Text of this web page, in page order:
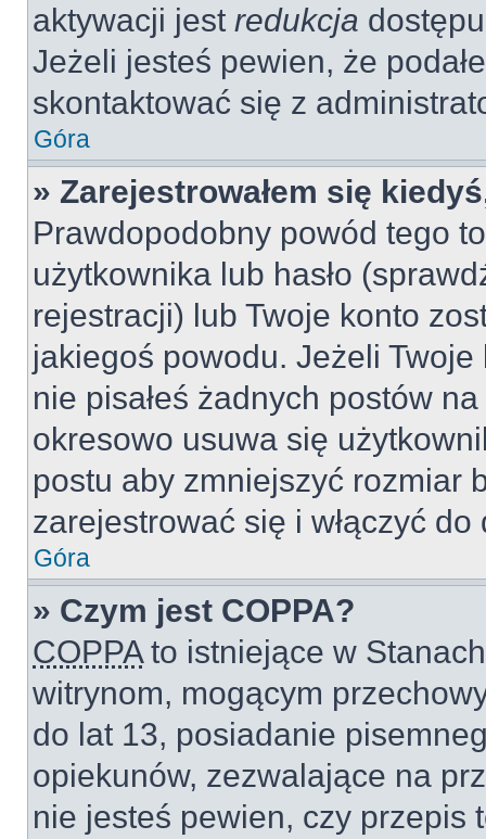
aktywacji jest redukcja
Jeżeli jesteś pewien, że
skontaktować się z
Góra
» Zarejestrowałem się
Prawdopodobny powód tego
użytkownika lub hasło
rejestracji) lub Twoje konto
jakiegoś powodu. Jeżeli
nie pisałeś żadnych postów
okresowo usuwa się
postu aby zmniejszyć rozmiar
zarejestrować się i włączyć
Góra
» Czym jest COPPA?
COPPAto istniejące w
witrynom, mogącym
do lat 13, posiadanie
opiekunów, zezwalające na
nie jesteś pewien, czy przepis